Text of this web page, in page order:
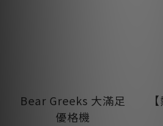
Bear Greeks 大滿足
優格機